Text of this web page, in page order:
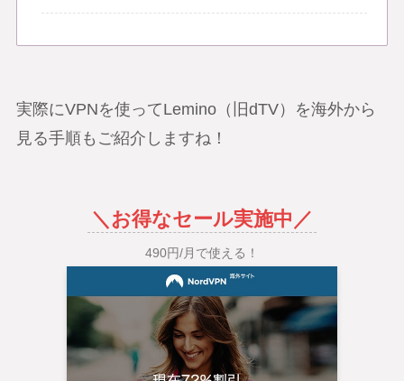
実際にVPNを使ってLemino（旧dTV）を海外から
見る手順もご紹介しますね！
＼お得なセール実施中／
490円/月で使える！